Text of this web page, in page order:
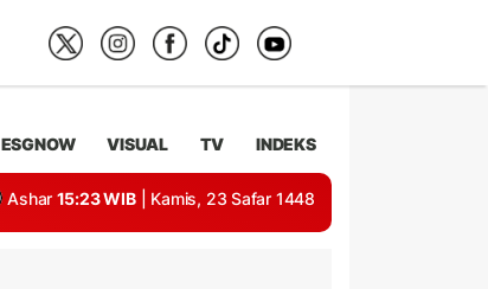
ESGNOW VISUAL TV INDEKS
Ashar 15:23 WIB | Kamis, 23 Safar 1448